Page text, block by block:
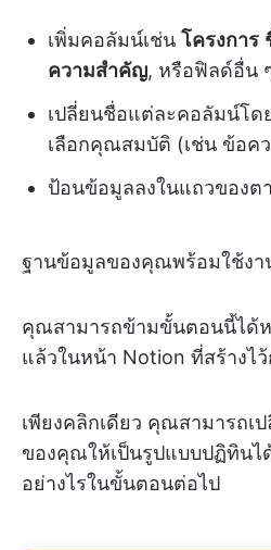
เพิ่มคอลัมน์เช่น โครงการ
ความสำคัญ, หรือฟิลด์อื่น
เปลี่ยนชื่อแต่ละคอลัมน์โ
เลือกคุณสมบัติ (เช่น ข้อค
ป้อนข้อมูลลงในแถวของต
ฐานข้อมูลของคุณพร้อมใช้งา
คุณสามารถข้ามขั้นตอนนี้ได้
แล้วในหน้า Notion ที่สร้างไ
เพียงคลิกเดียว คุณสามารถเ
ของคุณให้เป็นรูปแบบปฏิทินไ
อย่างไรในขั้นตอนต่อไป